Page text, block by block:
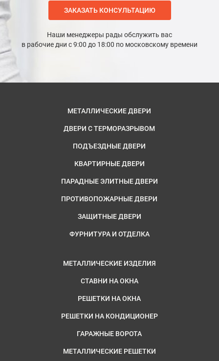
ЗАКАЗАТЬ КОНСУЛЬТАЦИЮ
Наши менеджеры рады обслужить вас
в рабочие дни с 9:00 до 18:00 по московскому времени
МЕТАЛЛИЧЕСКИЕ ДВЕРИ
ДВЕРИ С ТЕРМОРАЗРЫВОМ
ПОДЪЕЗДНЫЕ ДВЕРИ
КВАРТИРНЫЕ ДВЕРИ
ПАРАДНЫЕ ЭЛИТНЫЕ ДВЕРИ
ПРОТИВОПОЖАРНЫЕ ДВЕРИ
ЗАЩИТНЫЕ ДВЕРИ
ФУРНИТУРА И ОТДЕЛКА
МЕТАЛЛИЧЕСКИЕ ИЗДЕЛИЯ
СТАВНИ НА ОКНА
РЕШЕТКИ НА ОКНА
РЕШЕТКИ НА КОНДИЦИОНЕР
ГАРАЖНЫЕ ВОРОТА
МЕТАЛЛИЧЕСКИЕ РЕШЕТКИ